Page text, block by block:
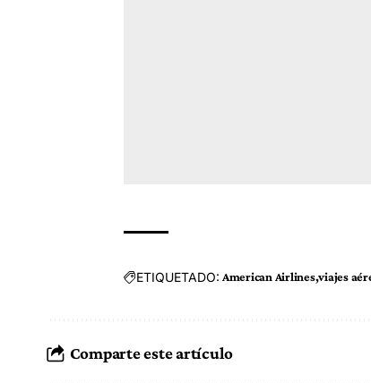
ETIQUETADO: American Airlines viajes
Comparte este artículo